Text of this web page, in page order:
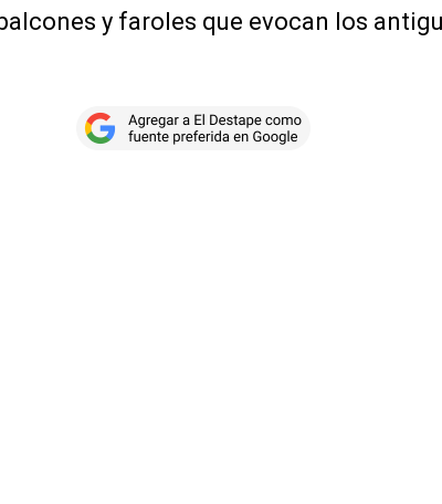
y faroles que evocan los